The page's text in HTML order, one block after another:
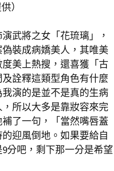
）
武將之女「花琉璃」，
裝成病嬌美人，其唯美
美上熱搜，還喜獲「古
詮釋這類型角色有什麼
演的是並不是真的生病
所以大多是靠妝容來完
了一句，「當然嘴唇蓋
迎風倒地。如果要給自
分吧，剩下那一分是希望